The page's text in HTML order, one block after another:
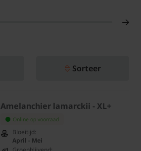
Sorteer
Amelanchier lamarckii - XL+
Online op voorraad
Bloeitijd:
April - Mei